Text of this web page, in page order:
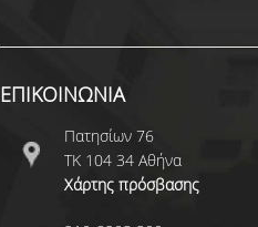
ΕΠΙΚΟΙΝΩΝΙΑ
Πατησίων 76
ΤΚ 104 34 Αθήνα
Χάρτης πρόσβασης